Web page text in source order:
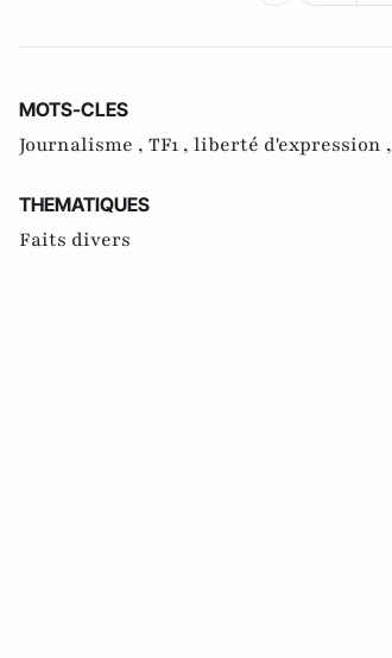
MOTS-CLES
Journalisme , TF1 , liberté d'expression ,
THEMATIQUES
Faits divers